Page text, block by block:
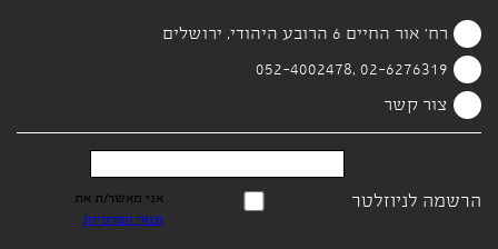
רח' אור החיים 6 הרובע היהודי, ירושלים
02-6276319 ,052-4002478
צור קשר
הרשמה לניוזלטר
אני מאשר/ת את
תנאי הפרטיות